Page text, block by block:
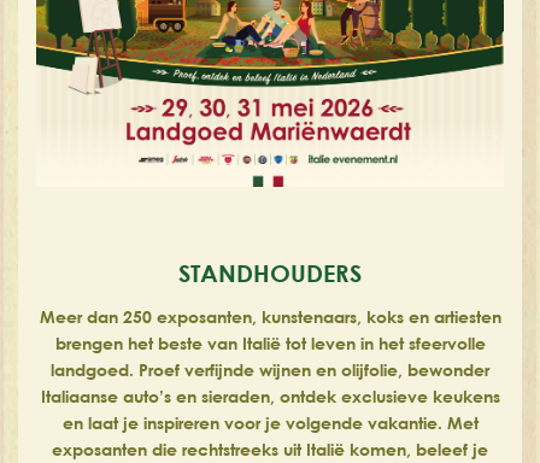
STANDHOUDERS
Meer dan 250 exposanten, kunstenaars, koks en artiesten
brengen het beste van Italië tot leven in het sfeervolle
landgoed. Proef verfijnde wijnen en olijfolie, bewonder
Italiaanse auto’s en sieraden, ontdek exclusieve keukens
en laat je inspireren voor je volgende vakantie. Met
exposanten die rechtstreeks uit Italië komen, beleef je